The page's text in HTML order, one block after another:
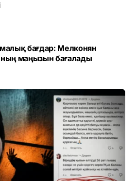
бағдар: Мелконян
маңызын бағалады